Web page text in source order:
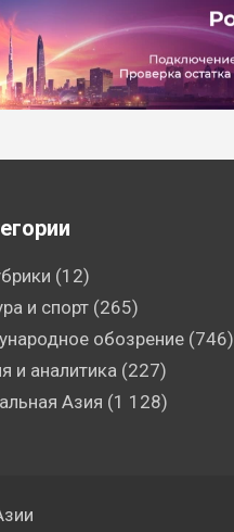
(12)
и спорт(265)
обозрение(746)
и аналитика (227)
Азия (1 128)